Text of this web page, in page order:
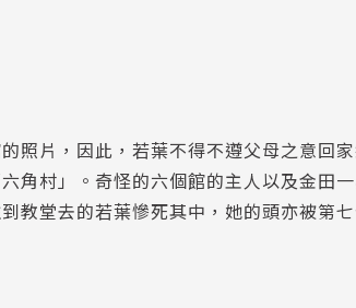
照片，因此，若葉不得不遵父母之意回
村」。奇怪的六個館的主人以及金田
教堂去的若葉慘死其中，她的頭亦被第